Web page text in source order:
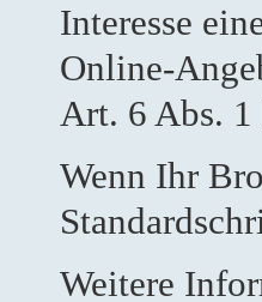
Interesse
Online-
Art. 6 Abs.
Wenn Ihr
Weitere